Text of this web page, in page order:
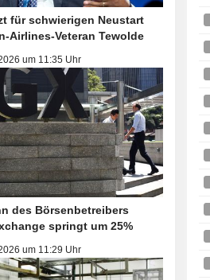
für schwierigen Neustart
Airlines-Veteran Tewolde
um 11:35 Uhr
des Börsenbetreibers
springt um 25%
um 11:29 Uhr